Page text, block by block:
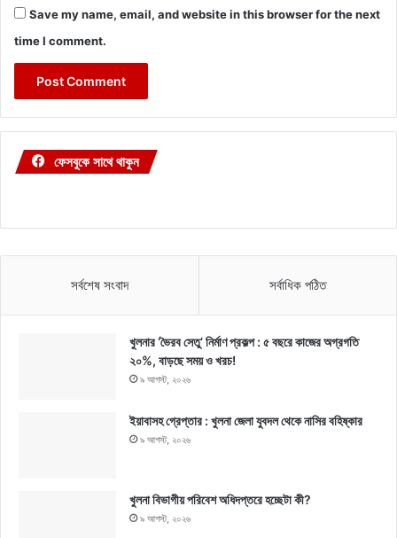
Save my name, email, and website in this browser for the next
time I comment.
ফেসবুকে সাথে থাকুন
সর্বশেষ সংবাদ সর্বাধিক পঠিত
খুলনার ‘ভৈরব সেতু’ নির্মাণ প্রকল্প : ৫ বছরে কাজের অগ্রগতি
২০%, বাড়ছে সময় ও খরচ!
৯ আগস্ট, ২০২৬
ইয়াবাসহ গ্রেপ্তার : খুলনা জেলা যুবদল থেকে নাসির বহিষ্কার
৯ আগস্ট, ২০২৬
খুলনা বিভাগীয় পরিবেশ অধিদপ্তরে হচ্ছেটা কী?
৯ আগস্ট, ২০২৬